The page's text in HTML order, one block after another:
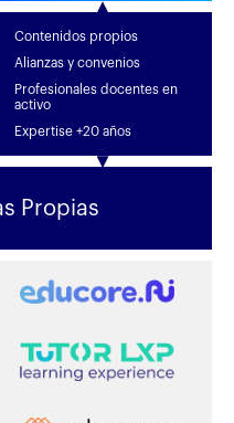
Contenidos propios
Alianzas y convenios
Profesionales docentes en
activo
Expertise +20 años
Propias